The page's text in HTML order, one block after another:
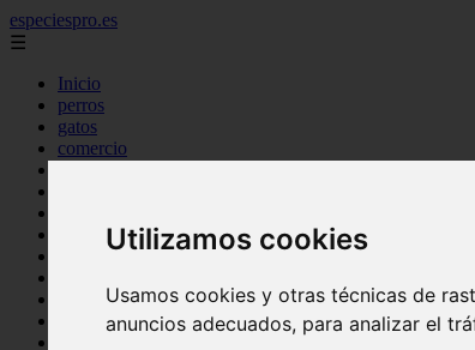
Utilizamos cookies
Usamos cookies y otras técnicas de
anuncios adecuados, para analizar el
especiespro.es
☰
Inicio
perros
gatos
comercio
tenencia responsable
mantenimiento